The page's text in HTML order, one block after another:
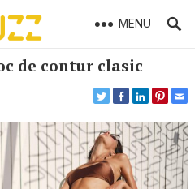
MENU
de contur clasic